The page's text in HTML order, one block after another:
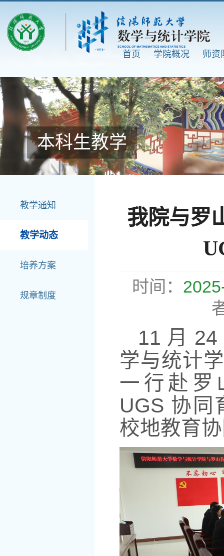
首页 学院概况 师资
本科生教学
教学通知
教学动态
培养方案
规章制度
我院与罗
时间：
11 月 24
学与统计
一行赴罗
UGS 协同
校地教育